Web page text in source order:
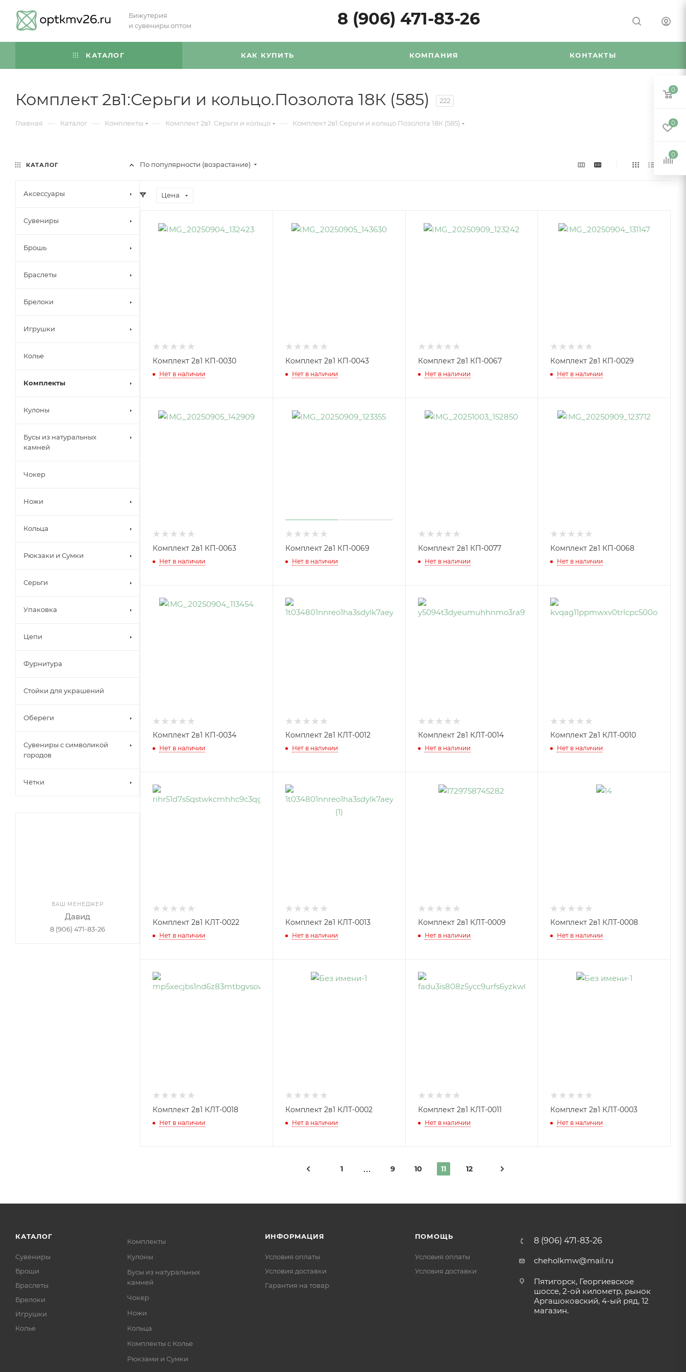
Бижутерия
и сувениры оптом
8 (906) 471-83-26
КАТАЛОГ КАК КУПИТЬ КОМПАНИЯ КОНТАКТЫ
Комплект 2в1:Серьги и кольцо.Позолота 18К (585) 222
Главная — Каталог — Комплекты — Комплект 2в1: Серьги и кольцо — Комплект 2в1:Серьги и кольцо.Позолота 18К (585)
По популярности (возрастание)
Цена
Комплект 2в1 КП-0030
Нет в наличии
Комплект 2в1 КП-0043
Нет в наличии
Комплект 2в1 КП-0067
Нет в наличии
Комплект 2в1 КП-0029
Нет в наличии
Комплект 2в1 КП-0063
Нет в наличии
Комплект 2в1 КП-0069
Нет в наличии
Комплект 2в1 КП-0077
Нет в наличии
Комплект 2в1 КП-0068
Нет в наличии
Комплект 2в1 КП-0034
Нет в наличии
Комплект 2в1 КЛТ-0012
Нет в наличии
Комплект 2в1 КЛТ-0014
Нет в наличии
Комплект 2в1 КЛТ-0010
Нет в наличии
Комплект 2в1 КЛТ-0022
Нет в наличии
Комплект 2в1 КЛТ-0013
Нет в наличии
Комплект 2в1 КЛТ-0009
Нет в наличии
Комплект 2в1 КЛТ-0008
Нет в наличии
Комплект 2в1 КЛТ-0018
Нет в наличии
Комплект 2в1 КЛТ-0002
Нет в наличии
Комплект 2в1 КЛТ-0011
Нет в наличии
Комплект 2в1 КЛТ-0003
Нет в наличии
1 9 10 11 12
КАТАЛОГ
Аксессуары
Сувениры
Брошь
Браслеты
Брелоки
Игрушки
Колье
Комплекты
Кулоны
Бусы из натуральных
камней
Чокер
Ножи
Кольца
Рюкзаки и Сумки
Серьги
Упаковка
Цепи
Фурнитура
Стойки для украшений
Обереги
Сувениры с символикой
городов
Чётки
ВАШ МЕНЕДЖЕР
Давид
8 (906) 471-83-26
КАТАЛОГ
Сувениры
Броши
Браслеты
Брелоки
Игрушки
Колье
Комплекты
Кулоны
Бусы из натуральных
камней
Чокер
Ножи
Кольца
Комплекты с Колье
Рюкзами и Сумки
ИНФОРМАЦИЯ
Условия оплаты
Условия доставки
Гарантия на товар
ПОМОЩЬ
Условия оплаты
Условия доставки
8 (906) 471-83-26
cheholkmw@mail.ru
Пятигорск, Георгиевское
шоссе, 2-ой километр, рынок
Аргашоковский, 4-ый ряд, 12
магазин.
0
0
0